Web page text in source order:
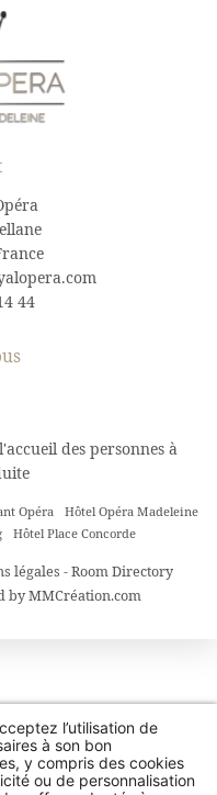
44
des personnes à
Opéra
Hôtel Opéra Madeleine
Hôtel Place Concorde
légales -Room Directory
byMMCréation.com
l’utilisation de
à son bon
y compris des cookies
ou de personnalisation